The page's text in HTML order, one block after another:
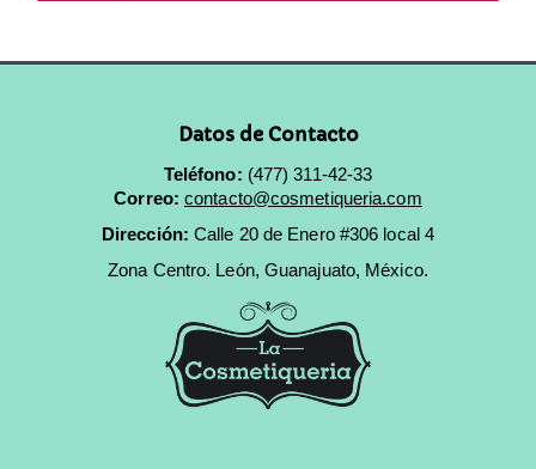
Datos de Contacto
Teléfono: (477) 311-42-33
Correo: contacto@cosmetiqueria.com
Dirección:Calle 20 de Enero #306 local 4
Zona Centro. León, Guanajuato, México.